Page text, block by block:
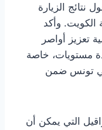
نتائج الزيارة
الكويت. وأكد
تعزيز أواصر
مستويات، خاصة
في تونس ضمن
التي يمكن أن